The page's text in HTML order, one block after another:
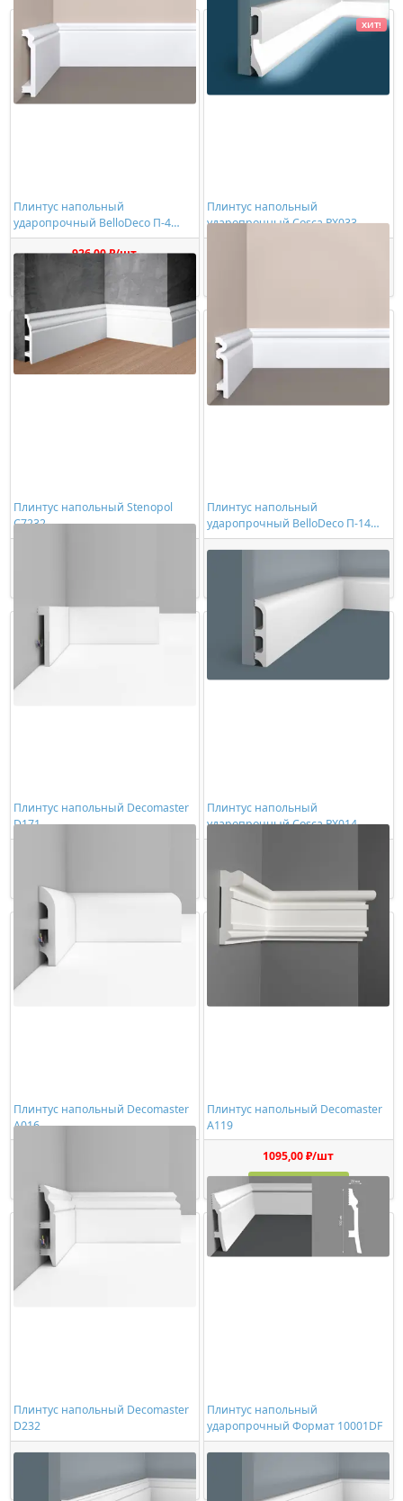
Плинтус напольный
ударопрочный BelloDeco П-4
100/20
926,00 ₽/шт
Плинтус напольный
ударопрочный Cosca PX033
ХИТ!
Плинтус напольный Stenopol
C7232
Плинтус напольный
ударопрочный BelloDeco П-14
90/19
785,00 ₽/шт
Купить
Плинтус напольный Decomaster
D171
Плинтус напольный
ударопрочный Cosca PX014
Плинтус напольный Decomaster
A016
Плинтус напольный Decomaster
A119
1095,00 ₽/шт
Купить
Плинтус напольный Decomaster
D232
1015,00 ₽/шт
Купить
Плинтус напольный
ударопрочный Формат 10001DF
720,00 ₽/шт
Купить